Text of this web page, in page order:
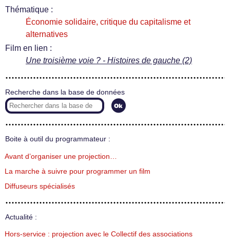
Thématique :
Économie solidaire, critique du capitalisme et
alternatives
Film en lien :
Une troisième voie ? - Histoires de gauche (2)
Recherche dans la base de données
Boite à outil du programmateur :
Avant d’organiser une projection…
La marche à suivre pour programmer un film
Diffuseurs spécialisés
Actualité :
Hors-service : projection avec le Collectif des associations